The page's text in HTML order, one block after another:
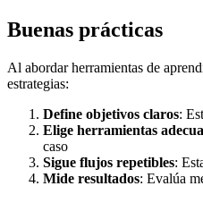
Buenas prácticas
Al abordar herramientas de
estrategias:
Define objetivos claros:
Elige herramientas
caso
Sigue flujos repetibles:
Mide resultados: Evalúa